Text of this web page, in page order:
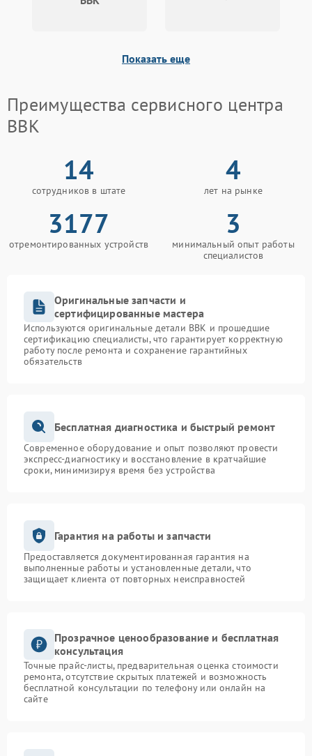
Показать еще
Преимущества сервисного центра
BBK
14
сотрудников в штате
4
лет на рынке
3177
отремонтированных устройств
3
минимальный опыт работы
специалистов
Оригинальные запчасти и
сертифицированные мастера
Используются оригинальные детали BBK и прошедшие
сертификацию специалисты, что гарантирует корректную
работу после ремонта и сохранение гарантийных
обязательств
Бесплатная диагностика и быстрый ремонт
Современное оборудование и опыт позволяют провести
экспресс-диагностику и восстановление в кратчайшие
сроки, минимизируя время без устройства
Гарантия на работы и запчасти
Предоставляется документированная гарантия на
выполненные работы и установленные детали, что
защищает клиента от повторных неисправностей
Прозрачное ценообразование и бесплатная
консультация
Точные прайс-листы, предварительная оценка стоимости
ремонта, отсутствие скрытых платежей и возможность
бесплатной консультации по телефону или онлайн на
сайте